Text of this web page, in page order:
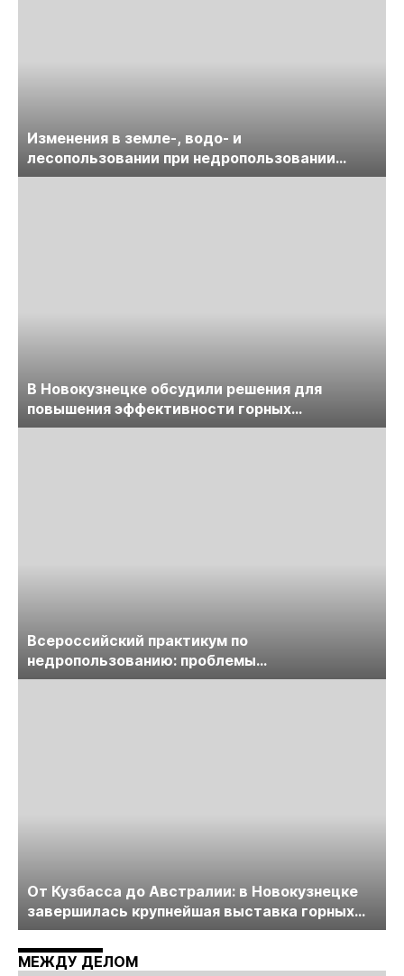
Изменения в земле-, водо- и
лесопользовании при недропользовании
обсудят на семинаре «ПравоТЭК»
В Новокузнецке обсудили решения для
повышения эффективности горных
предприятий
Всероссийский практикум по
недропользованию: проблемы
лицензирования, цифровизации, экспертизы
От Кузбасса до Австралии: в Новокузнецке
завершилась крупнейшая выставка горных
технологий «Недра России. Уголь России и
Майнинг»
МЕЖДУ ДЕЛОМ